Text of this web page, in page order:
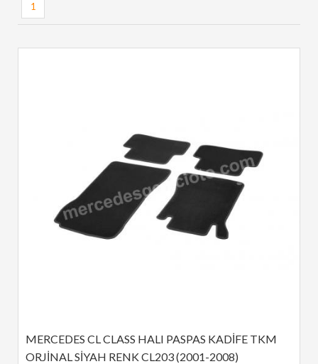
1
MERCEDES CL CLASS HALI PASPAS KADİFE TKM
ORJİNAL SİYAH RENK CL203 (2001-2008)